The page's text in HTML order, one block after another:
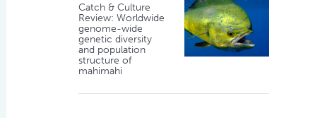
Catch & Culture
Review: Worldwide
genome-wide
genetic diversity
and population
structure of
mahimahi